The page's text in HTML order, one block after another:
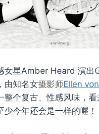
女星Amber Heard 演出
由知名女摄影师Ellen
整个复古、性感风味，
少今年还会是一样的喔！